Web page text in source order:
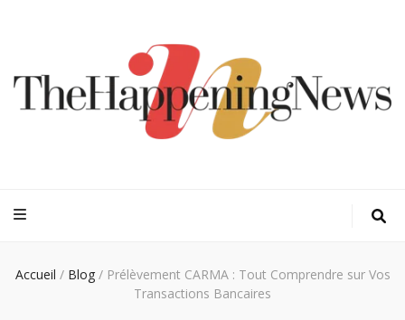
Accueil / Blog / Prélèvement CARMA : Tout Comprendre sur Vos
Transactions Bancaires